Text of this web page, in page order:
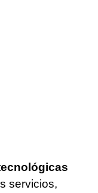
servicios,